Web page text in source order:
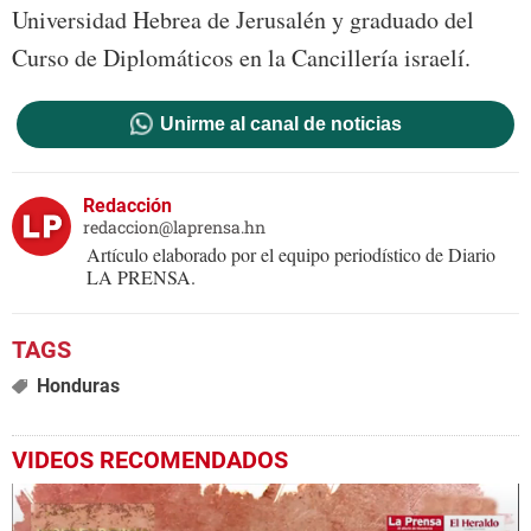
Universidad Hebrea de Jerusalén y graduado del
Curso de Diplomáticos en la Cancillería israelí.
Unirme al canal de noticias
Redacción
redaccion@laprensa.hn
Artículo elaborado por el equipo periodístico de Diario
LA PRENSA.
Honduras
VIDEOS RECOMENDADOS